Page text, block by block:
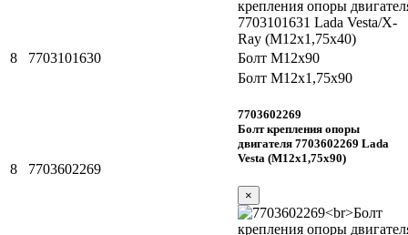
8 7703101630 Болт М12х90
8 7703602269
Болт М12х1,75х90
7703602269
Болт крепления опоры
двигателя 7703602269 Lada
Vesta (М12х1,75х90)
×